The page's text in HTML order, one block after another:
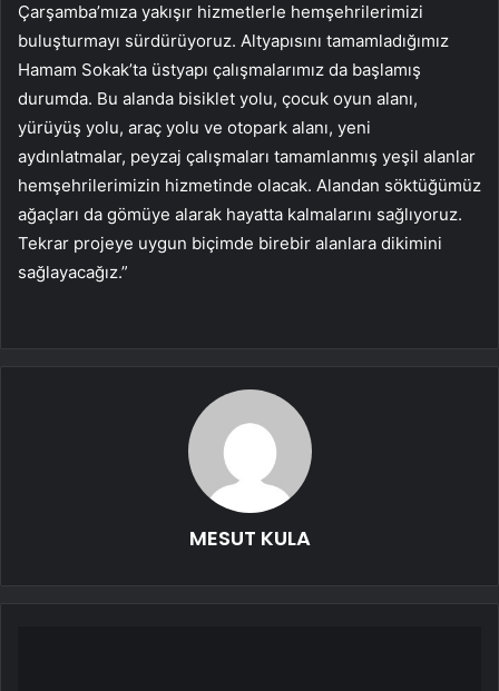
Çarşamba’mıza yakışır hizmetlerle hemşehrilerimizi
buluşturmayı sürdürüyoruz. Altyapısını tamamladığımız
Hamam Sokak’ta üstyapı çalışmalarımız da başlamış
durumda. Bu alanda bisiklet yolu, çocuk oyun alanı,
yürüyüş yolu, araç yolu ve otopark alanı, yeni
aydınlatmalar, peyzaj çalışmaları tamamlanmış yeşil alanlar
hemşehrilerimizin hizmetinde olacak. Alandan söktüğümüz
ağaçları da gömüye alarak hayatta kalmalarını sağlıyoruz.
Tekrar projeye uygun biçimde birebir alanlara dikimini
sağlayacağız.”
MESUT KULA